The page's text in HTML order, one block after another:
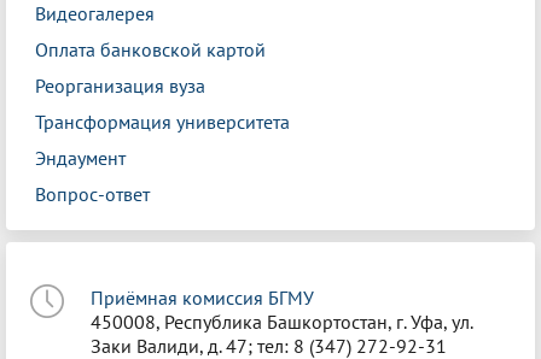
Видеогалерея
Оплата банковской картой
Реорганизация вуза
Трансформация университета
Эндаумент
Вопрос-ответ
Приёмная комиссия БГМУ
450008, Республика Башкортостан, г. Уфа, ул.
Заки Валиди, д. 47; тел: 8 (347) 272-92-31